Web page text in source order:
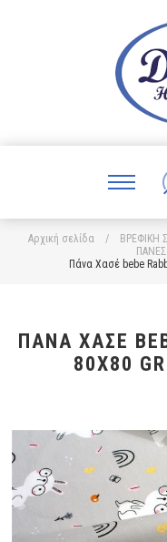
Αρχική σελίδα / ΒΡΕΦΙΚΗ
Πάνα Χασέ bebe
ΠΆΝΑ ΧΑΣΈ
80X80